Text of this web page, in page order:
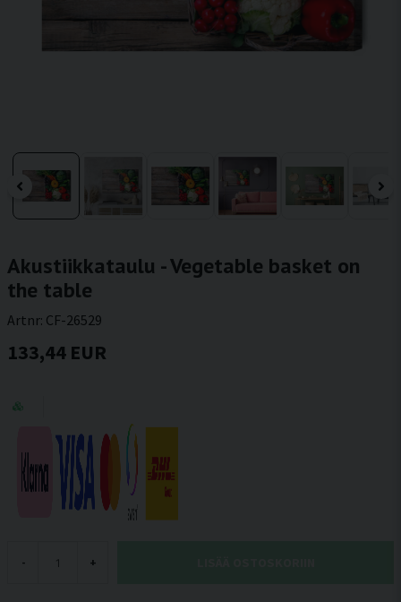
Akustiikkataulu - Vegetable basket on
the table
Artnr: CF-26529
133,44 EUR
- +